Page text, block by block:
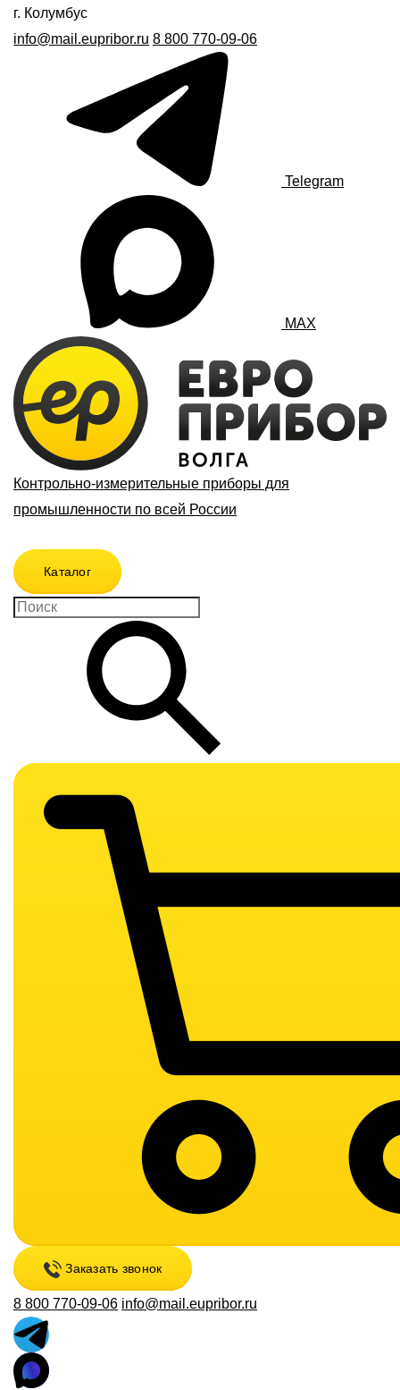
г. Колумбус
info@mail.eupribor.ru 8 800 770-09-06
Telegram
MAX
Контрольно-измерительные приборы для
промышленности по всей России
Каталог
Заказать звонок
8 800 770-09-06 info@mail.eupribor.ru